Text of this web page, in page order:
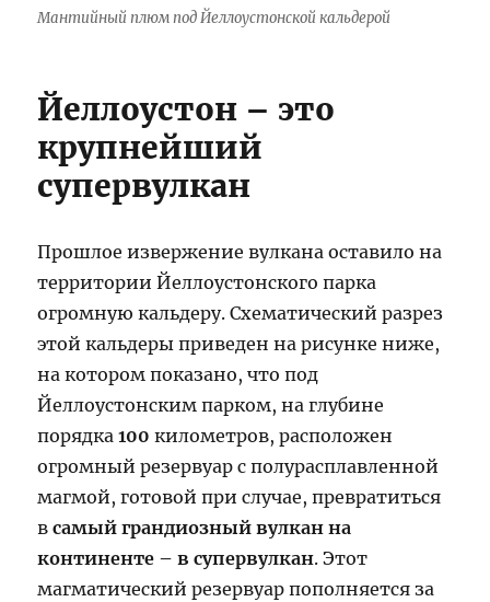
Мантийный плюм под Йеллоустонской кальдерой
Йеллоустон – это
крупнейший
супервулкан
Прошлое извержение вулкана оставило на
территории Йеллоустонского парка
огромную кальдеру. Схематический разрез
этой кальдеры приведен на рисунке ниже,
на котором показано, что под
Йеллоустонским парком, на глубине
порядка100 километров, расположен
огромный резервуар с полурасплавленной
магмой, готовой при случае, превратиться
в самый грандиозный вулкан на
континенте – в супервулкан. Этот
магматический резервуар пополняется за